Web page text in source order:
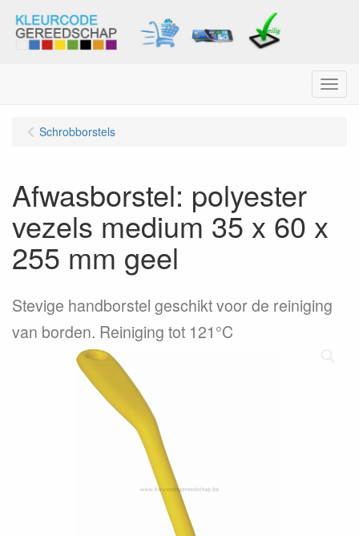
Menu
Schrobborstels
Afwasborstel: polyester
vezels medium 35 x 60 x
255 mm geel
Stevige handborstel geschikt voor de reiniging
van borden. Reiniging tot 121°C